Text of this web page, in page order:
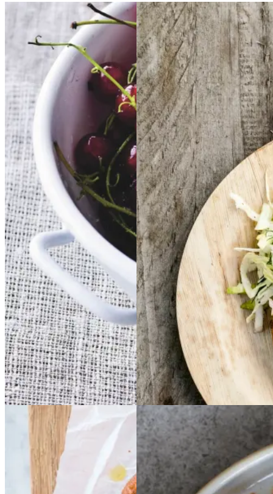
Rysteribs Rysteribs
Gem opskrift
Dessert
Dansk mad
Sommermad
FrikadellerFrikadell
er medmed
smørspidskål,smørsp
idskål,
kartoflerkartofler
ogog
sennepsdressingsenn
epsdressing
Gem opskrift
Aftensmad
Forårsmad
Sommermad
Dansk mad